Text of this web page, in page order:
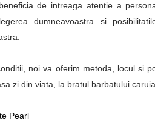
de intreaga atentie a
dumneavoastra si
noi va oferim metoda, locul si
zi din viata, la bratul barbatului
Pearl